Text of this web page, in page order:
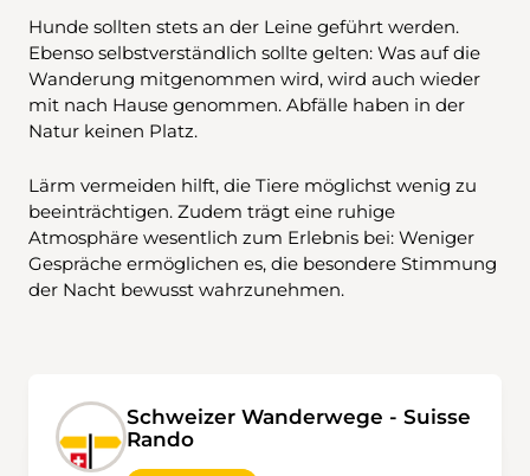
Hunde sollten stets an der Leine geführt werden.
Ebenso selbstverständlich sollte gelten: Was auf die
Wanderung mitgenommen wird, wird auch wieder
mit nach Hause genommen. Abfälle haben in der
Natur keinen Platz.
Lärm vermeiden hilft, die Tiere möglichst wenig zu
beeinträchtigen. Zudem trägt eine ruhige
Atmosphäre wesentlich zum Erlebnis bei: Weniger
Gespräche ermöglichen es, die besondere Stimmung
der Nacht bewusst wahrzunehmen.
Schweizer Wanderwege - Suisse
Rando